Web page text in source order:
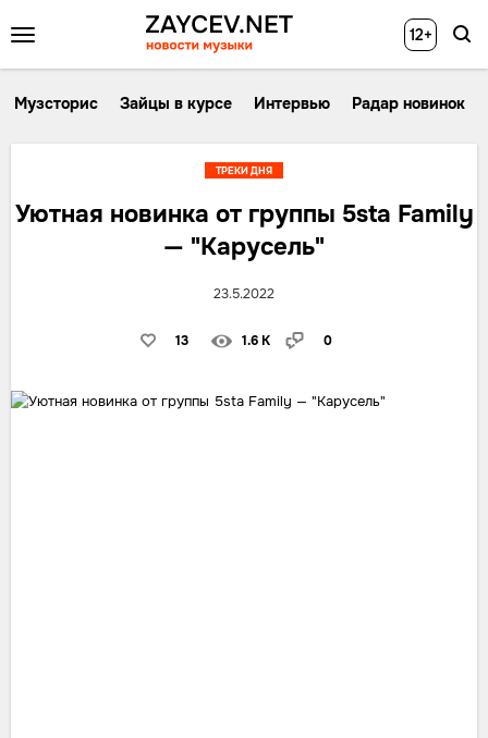
12+
Музсторис Зайцы в курсе Интервью Радар новинок
Уютная новинка от группы 5sta Family
— "Карусель"
23.5.2022
13 1.6 K 0
ТРЕКИ ДНЯ